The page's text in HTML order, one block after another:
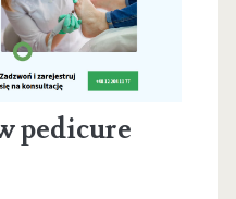
pedicure